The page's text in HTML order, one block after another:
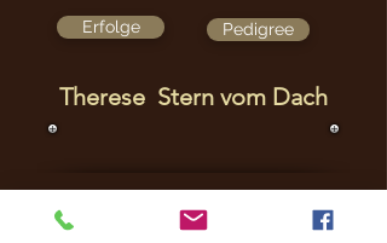
Erfolge Pedigree
Therese Stern vom Dach